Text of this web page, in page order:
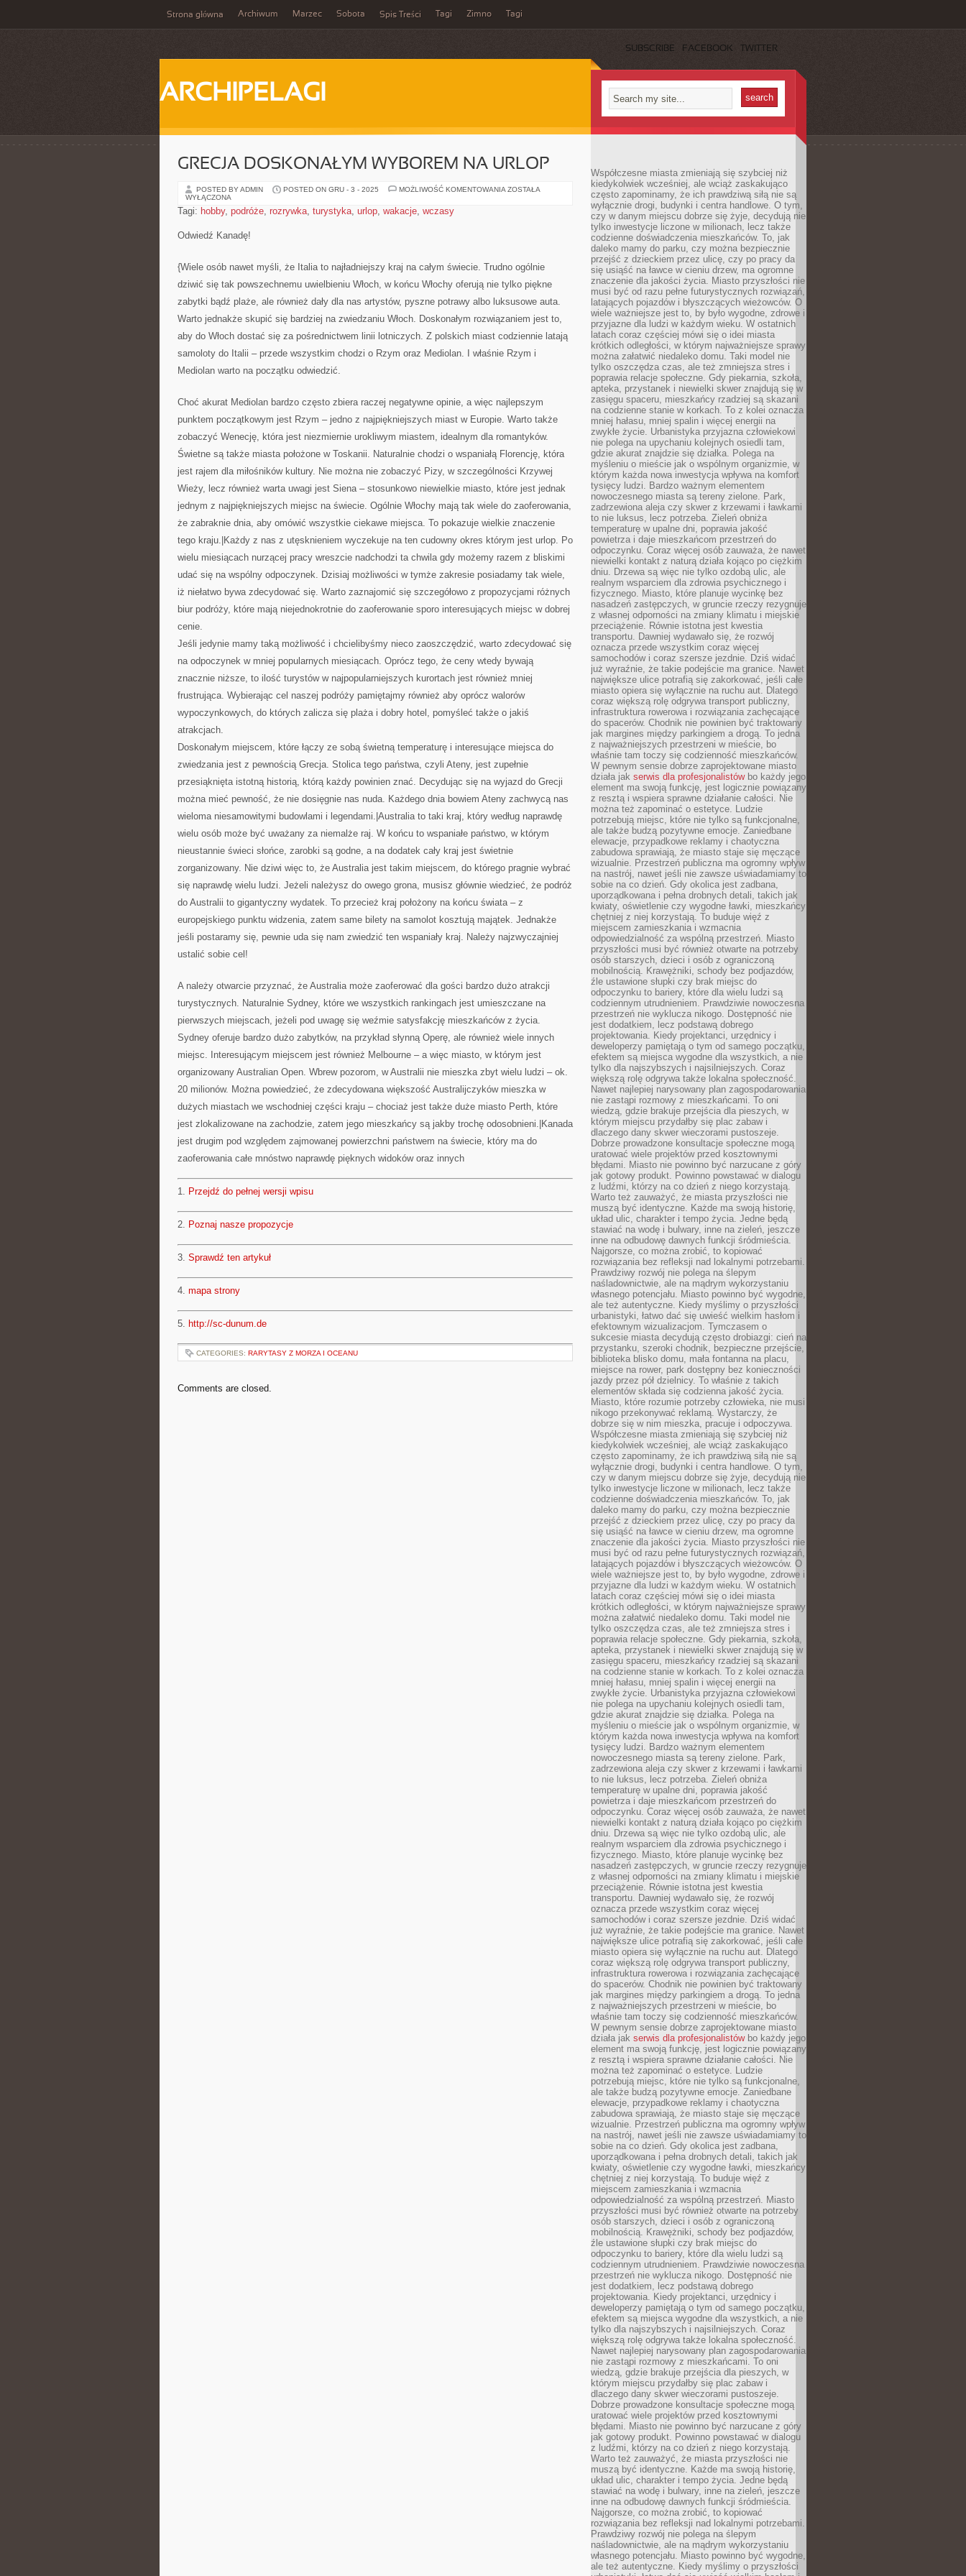
Strona główna Archiwum Marzec Sobota Spis Treści Tagi Zimno Tagi
SUBSCRIBE FACEBOOK TWITTER
ARCHIPELAGI
GRECJA DOSKONAŁYM WYBOREM NA URLOP
POSTED BY ADMIN POSTED ON GRU - 3 - 2025 MOŻLIWOŚĆ KOMENTOWANIA GRECJA
ZOSTAŁA
WYŁĄCZONA
Tagi: hobby, podróże, rozrywka, turystyka, urlop, wakacje, wczasy
Odwiedź Kanadę!
{Wiele osób nawet myśli, że Italia to najładniejszy kraj na całym świecie. Trudno ogólnie
dziwić się tak powszechnemu uwielbieniu Włoch, w końcu Włochy oferują nie tylko piękne
zabytki bądź plaże, ale również dały dla nas artystów, pyszne potrawy albo luksusowe auta.
Warto jednakże skupić się bardziej na zwiedzaniu Włoch. Doskonałym rozwiązaniem jest to,
aby do Włoch dostać się za pośrednictwem linii lotniczych. Z polskich miast codziennie latają
samoloty do Italii – przede wszystkim chodzi o Rzym oraz Mediolan. I właśnie Rzym i
Mediolan warto na początku odwiedzić.
Choć akurat Mediolan bardzo często zbiera raczej negatywne opinie, a więc najlepszym
punktem początkowym jest Rzym – jedno z najpiękniejszych miast w Europie. Warto także
zobaczyć Wenecję, która jest niezmiernie urokliwym miastem, idealnym dla romantyków.
Świetne są także miasta położone w Toskanii. Naturalnie chodzi o wspaniałą Florencję, która
jest rajem dla miłośników kultury. Nie można nie zobaczyć Pizy, w szczególności Krzywej
Wieży, lecz również warta uwagi jest Siena – stosunkowo niewielkie miasto, które jest jednak
jednym z najpiękniejszych miejsc na świecie. Ogólnie Włochy mają tak wiele do zaoferowania,
że zabraknie dnia, aby omówić wszystkie ciekawe miejsca. To pokazuje wielkie znaczenie
tego kraju.|Każdy z nas z utęsknieniem wyczekuje na ten cudowny okres którym jest urlop. Po
wielu miesiącach nurzącej pracy wreszcie nadchodzi ta chwila gdy możemy razem z bliskimi
udać się na wspólny odpoczynek. Dzisiaj możliwości w tymże zakresie posiadamy tak wiele,
iż niełatwo bywa zdecydować się. Warto zaznajomić się szczegółowo z propozycjami różnych
biur podróży, które mają niejednokrotnie do zaoferowanie sporo interesujących miejsc w dobrej
cenie.
Jeśli jedynie mamy taką możliwość i chcielibyśmy nieco zaoszczędzić, warto zdecydować się
na odpoczynek w mniej popularnych miesiącach. Oprócz tego, że ceny wtedy bywają
znacznie niższe, to ilość turystów w najpopularniejszych kurortach jest również mniej
frustrująca. Wybierając cel naszej podróży pamiętajmy również aby oprócz walorów
wypoczynkowych, do których zalicza się plaża i dobry hotel, pomyśleć także o jakiś
atrakcjach.
Doskonałym miejscem, które łączy ze sobą świetną temperaturę i interesujące miejsca do
zwiedzania jest z pewnością Grecja. Stolica tego państwa, czyli Ateny, jest zupełnie
przesiąknięta istotną historią, którą każdy powinien znać. Decydując się na wyjazd do Grecji
można mieć pewność, że nie dosięgnie nas nuda. Każdego dnia bowiem Ateny zachwycą nas
wieloma niesamowitymi budowlami i legendami.|Australia to taki kraj, który według naprawdę
wielu osób może być uważany za niemalże raj. W końcu to wspaniałe państwo, w którym
nieustannie świeci słońce, zarobki są godne, a na dodatek cały kraj jest świetnie
zorganizowany. Nie dziwi więc to, że Australia jest takim miejscem, do którego pragnie wybrać
się naprawdę wielu ludzi. Jeżeli należysz do owego grona, musisz głównie wiedzieć, że podróż
do Australii to gigantyczny wydatek. To przecież kraj położony na końcu świata – z
europejskiego punktu widzenia, zatem same bilety na samolot kosztują majątek. Jednakże
jeśli postaramy się, pewnie uda się nam zwiedzić ten wspaniały kraj. Należy najzwyczajniej
ustalić sobie cel!
A należy otwarcie przyznać, że Australia może zaoferować dla gości bardzo dużo atrakcji
turystycznych. Naturalnie Sydney, które we wszystkich rankingach jest umieszczane na
pierwszych miejscach, jeżeli pod uwagę się weźmie satysfakcję mieszkańców z życia.
Sydney oferuje bardzo dużo zabytków, na przykład słynną Operę, ale również wiele innych
miejsc. Interesującym miejscem jest również Melbourne – a więc miasto, w którym jest
organizowany Australian Open. Wbrew pozorom, w Australii nie mieszka zbyt wielu ludzi – ok.
20 milionów. Można powiedzieć, że zdecydowana większość Australijczyków mieszka w
dużych miastach we wschodniej części kraju – chociaż jest także duże miasto Perth, które
jest zlokalizowane na zachodzie, zatem jego mieszkańcy są jakby trochę odosobnieni.|Kanada
jest drugim pod względem zajmowanej powierzchni państwem na świecie, który ma do
zaoferowania całe mnóstwo naprawdę pięknych widoków oraz innych
1. Przejdź do pełnej wersji wpisu
2. Poznaj nasze propozycje
3. Sprawdź ten artykuł
4. mapa strony
5. http://sc-dunum.de
CATEGORIES: RARYTASY Z MORZA I OCEANU
Comments are closed.
Współczesne miasta zmieniają się szybciej niż
kiedykolwiek wcześniej, ale wciąż zaskakująco
często zapominamy, że ich prawdziwą siłą nie są
wyłącznie drogi, budynki i centra handlowe. O tym,
czy w danym miejscu dobrze się żyje, decydują nie
tylko inwestycje liczone w milionach, lecz także
codzienne doświadczenia mieszkańców. To, jak
daleko mamy do parku, czy można bezpiecznie
przejść z dzieckiem przez ulicę, czy po pracy da
się usiąść na ławce w cieniu drzew, ma ogromne
znaczenie dla jakości życia. Miasto przyszłości nie
musi być od razu pełne futurystycznych rozwiązań,
latających pojazdów i błyszczących wieżowców. O
wiele ważniejsze jest to, by było wygodne, zdrowe i
przyjazne dla ludzi w każdym wieku. W ostatnich
latach coraz częściej mówi się o idei miasta
krótkich odległości, w którym najważniejsze sprawy
można załatwić niedaleko domu. Taki model nie
tylko oszczędza czas, ale też zmniejsza stres i
poprawia relacje społeczne. Gdy piekarnia, szkoła,
apteka, przystanek i niewielki skwer znajdują się w
zasięgu spaceru, mieszkańcy rzadziej są skazani
na codzienne stanie w korkach. To z kolei oznacza
mniej hałasu, mniej spalin i więcej energii na
zwykłe życie. Urbanistyka przyjazna człowiekowi
nie polega na upychaniu kolejnych osiedli tam,
gdzie akurat znajdzie się działka. Polega na
myśleniu o mieście jak o wspólnym organizmie, w
którym każda nowa inwestycja wpływa na komfort
tysięcy ludzi. Bardzo ważnym elementem
nowoczesnego miasta są tereny zielone. Park,
zadrzewiona aleja czy skwer z krzewami i ławkami
to nie luksus, lecz potrzeba. Zieleń obniża
temperaturę w upalne dni, poprawia jakość
powietrza i daje mieszkańcom przestrzeń do
odpoczynku. Coraz więcej osób zauważa, że nawet
niewielki kontakt z naturą działa kojąco po ciężkim
dniu. Drzewa są więc nie tylko ozdobą ulic, ale
realnym wsparciem dla zdrowia psychicznego i
fizycznego. Miasto, które planuje wycinkę bez
nasadzeń zastępczych, w gruncie rzeczy rezygnuje
z własnej odporności na zmiany klimatu i miejskie
przeciążenie. Równie istotna jest kwestia
transportu. Dawniej wydawało się, że rozwój
oznacza przede wszystkim coraz więcej
samochodów i coraz szersze jezdnie. Dziś widać
już wyraźnie, że takie podejście ma granice. Nawet
największe ulice potrafią się zakorkować, jeśli całe
miasto opiera się wyłącznie na ruchu aut. Dlatego
coraz większą rolę odgrywa transport publiczny,
infrastruktura rowerowa i rozwiązania zachęcające
do spacerów. Chodnik nie powinien być traktowany
jak margines między parkingiem a drogą. To jedna
z najważniejszych przestrzeni w mieście, bo
właśnie tam toczy się codzienność mieszkańców.
W pewnym sensie dobrze zaprojektowane miasto
działa jak serwis dla profesjonalistówbo każdy jego
element ma swoją funkcję, jest logicznie powiązany
z resztą i wspiera sprawne działanie całości. Nie
można też zapominać o estetyce. Ludzie
potrzebują miejsc, które nie tylko są funkcjonalne,
ale także budzą pozytywne emocje. Zaniedbane
elewacje, przypadkowe reklamy i chaotyczna
zabudowa sprawiają, że miasto staje się męczące
wizualnie. Przestrzeń publiczna ma ogromny wpływ
na nastrój, nawet jeśli nie zawsze uświadamiamy to
sobie na co dzień. Gdy okolica jest zadbana,
uporządkowana i pełna drobnych detali, takich jak
kwiaty, oświetlenie czy wygodne ławki, mieszkańcy
chętniej z niej korzystają. To buduje więź z
miejscem zamieszkania i wzmacnia
odpowiedzialność za wspólną przestrzeń. Miasto
przyszłości musi być również otwarte na potrzeby
osób starszych, dzieci i osób z ograniczoną
mobilnością. Krawężniki, schody bez podjazdów,
źle ustawione słupki czy brak miejsc do
odpoczynku to bariery, które dla wielu ludzi są
codziennym utrudnieniem. Prawdziwie nowoczesna
przestrzeń nie wyklucza nikogo. Dostępność nie
jest dodatkiem, lecz podstawą dobrego
projektowania. Kiedy projektanci, urzędnicy i
deweloperzy pamiętają o tym od samego początku,
efektem są miejsca wygodne dla wszystkich, a nie
tylko dla najszybszych i najsilniejszych. Coraz
większą rolę odgrywa także lokalna społeczność.
Nawet najlepiej narysowany plan zagospodarowania
nie zastąpi rozmowy z mieszkańcami. To oni
wiedzą, gdzie brakuje przejścia dla pieszych, w
którym miejscu przydałby się plac zabaw i
dlaczego dany skwer wieczorami pustoszeje.
Dobrze prowadzone konsultacje społeczne mogą
uratować wiele projektów przed kosztownymi
błędami. Miasto nie powinno być narzucane z góry
jak gotowy produkt. Powinno powstawać w dialogu
z ludźmi, którzy na co dzień z niego korzystają.
Warto też zauważyć, że miasta przyszłości nie
muszą być identyczne. Każde ma swoją historię,
układ ulic, charakter i tempo życia. Jedne będą
stawiać na wodę i bulwary, inne na zieleń, jeszcze
inne na odbudowę dawnych funkcji śródmieścia.
Najgorsze, co można zrobić, to kopiować
rozwiązania bez refleksji nad lokalnymi potrzebami.
Prawdziwy rozwój nie polega na ślepym
naśladownictwie, ale na mądrym wykorzystaniu
własnego potencjału. Miasto powinno być wygodne,
ale też autentyczne. Kiedy myślimy o przyszłości
urbanistyki, łatwo dać się uwieść wielkim hasłom i
efektownym wizualizacjom. Tymczasem o
sukcesie miasta decydują często drobiazgi: cień na
przystanku, szeroki chodnik, bezpieczne przejście,
biblioteka blisko domu, mała fontanna na placu,
miejsce na rower, park dostępny bez konieczności
jazdy przez pół dzielnicy. To właśnie z takich
elementów składa się codzienna jakość życia.
Miasto, które rozumie potrzeby człowieka, nie musi
nikogo przekonywać reklamą. Wystarczy, że
dobrze się w nim mieszka, pracuje i odpoczywa.
Współczesne miasta zmieniają się szybciej niż
kiedykolwiek wcześniej, ale wciąż zaskakująco
często zapominamy, że ich prawdziwą siłą nie są
wyłącznie drogi, budynki i centra handlowe. O tym,
czy w danym miejscu dobrze się żyje, decydują nie
tylko inwestycje liczone w milionach, lecz także
codzienne doświadczenia mieszkańców. To, jak
daleko mamy do parku, czy można bezpiecznie
przejść z dzieckiem przez ulicę, czy po pracy da
się usiąść na ławce w cieniu drzew, ma ogromne
znaczenie dla jakości życia. Miasto przyszłości nie
musi być od razu pełne futurystycznych rozwiązań,
latających pojazdów i błyszczących wieżowców. O
wiele ważniejsze jest to, by było wygodne, zdrowe i
przyjazne dla ludzi w każdym wieku. W ostatnich
latach coraz częściej mówi się o idei miasta
krótkich odległości, w którym najważniejsze sprawy
można załatwić niedaleko domu. Taki model nie
tylko oszczędza czas, ale też zmniejsza stres i
poprawia relacje społeczne. Gdy piekarnia, szkoła,
apteka, przystanek i niewielki skwer znajdują się w
zasięgu spaceru, mieszkańcy rzadziej są skazani
na codzienne stanie w korkach. To z kolei oznacza
mniej hałasu, mniej spalin i więcej energii na
zwykłe życie. Urbanistyka przyjazna człowiekowi
nie polega na upychaniu kolejnych osiedli tam,
gdzie akurat znajdzie się działka. Polega na
myśleniu o mieście jak o wspólnym organizmie, w
którym każda nowa inwestycja wpływa na komfort
tysięcy ludzi. Bardzo ważnym elementem
nowoczesnego miasta są tereny zielone. Park,
zadrzewiona aleja czy skwer z krzewami i ławkami
to nie luksus, lecz potrzeba. Zieleń obniża
temperaturę w upalne dni, poprawia jakość
powietrza i daje mieszkańcom przestrzeń do
odpoczynku. Coraz więcej osób zauważa, że nawet
niewielki kontakt z naturą działa kojąco po ciężkim
dniu. Drzewa są więc nie tylko ozdobą ulic, ale
realnym wsparciem dla zdrowia psychicznego i
fizycznego. Miasto, które planuje wycinkę bez
nasadzeń zastępczych, w gruncie rzeczy rezygnuje
z własnej odporności na zmiany klimatu i miejskie
przeciążenie. Równie istotna jest kwestia
transportu. Dawniej wydawało się, że rozwój
oznacza przede wszystkim coraz więcej
samochodów i coraz szersze jezdnie. Dziś widać
już wyraźnie, że takie podejście ma granice. Nawet
największe ulice potrafią się zakorkować, jeśli całe
miasto opiera się wyłącznie na ruchu aut. Dlatego
coraz większą rolę odgrywa transport publiczny,
infrastruktura rowerowa i rozwiązania zachęcające
do spacerów. Chodnik nie powinien być traktowany
jak margines między parkingiem a drogą. To jedna
z najważniejszych przestrzeni w mieście, bo
właśnie tam toczy się codzienność mieszkańców.
W pewnym sensie dobrze zaprojektowane miasto
działa jak serwis dla profesjonalistówbo każdy jego
element ma swoją funkcję, jest logicznie powiązany
z resztą i wspiera sprawne działanie całości. Nie
można też zapominać o estetyce. Ludzie
potrzebują miejsc, które nie tylko są funkcjonalne,
ale także budzą pozytywne emocje. Zaniedbane
elewacje, przypadkowe reklamy i chaotyczna
zabudowa sprawiają, że miasto staje się męczące
wizualnie. Przestrzeń publiczna ma ogromny wpływ
na nastrój, nawet jeśli nie zawsze uświadamiamy to
sobie na co dzień. Gdy okolica jest zadbana,
uporządkowana i pełna drobnych detali, takich jak
kwiaty, oświetlenie czy wygodne ławki, mieszkańcy
chętniej z niej korzystają. To buduje więź z
miejscem zamieszkania i wzmacnia
odpowiedzialność za wspólną przestrzeń. Miasto
przyszłości musi być również otwarte na potrzeby
osób starszych, dzieci i osób z ograniczoną
mobilnością. Krawężniki, schody bez podjazdów,
źle ustawione słupki czy brak miejsc do
odpoczynku to bariery, które dla wielu ludzi są
codziennym utrudnieniem. Prawdziwie nowoczesna
przestrzeń nie wyklucza nikogo. Dostępność nie
jest dodatkiem, lecz podstawą dobrego
projektowania. Kiedy projektanci, urzędnicy i
deweloperzy pamiętają o tym od samego początku,
efektem są miejsca wygodne dla wszystkich, a nie
tylko dla najszybszych i najsilniejszych. Coraz
większą rolę odgrywa także lokalna społeczność.
Nawet najlepiej narysowany plan zagospodarowania
nie zastąpi rozmowy z mieszkańcami. To oni
wiedzą, gdzie brakuje przejścia dla pieszych, w
którym miejscu przydałby się plac zabaw i
dlaczego dany skwer wieczorami pustoszeje.
Dobrze prowadzone konsultacje społeczne mogą
uratować wiele projektów przed kosztownymi
błędami. Miasto nie powinno być narzucane z góry
jak gotowy produkt. Powinno powstawać w dialogu
z ludźmi, którzy na co dzień z niego korzystają.
Warto też zauważyć, że miasta przyszłości nie
muszą być identyczne. Każde ma swoją historię,
układ ulic, charakter i tempo życia. Jedne będą
stawiać na wodę i bulwary, inne na zieleń, jeszcze
inne na odbudowę dawnych funkcji śródmieścia.
Najgorsze, co można zrobić, to kopiować
rozwiązania bez refleksji nad lokalnymi potrzebami.
Prawdziwy rozwój nie polega na ślepym
naśladownictwie, ale na mądrym wykorzystaniu
własnego potencjału. Miasto powinno być wygodne,
ale też autentyczne. Kiedy myślimy o przyszłości